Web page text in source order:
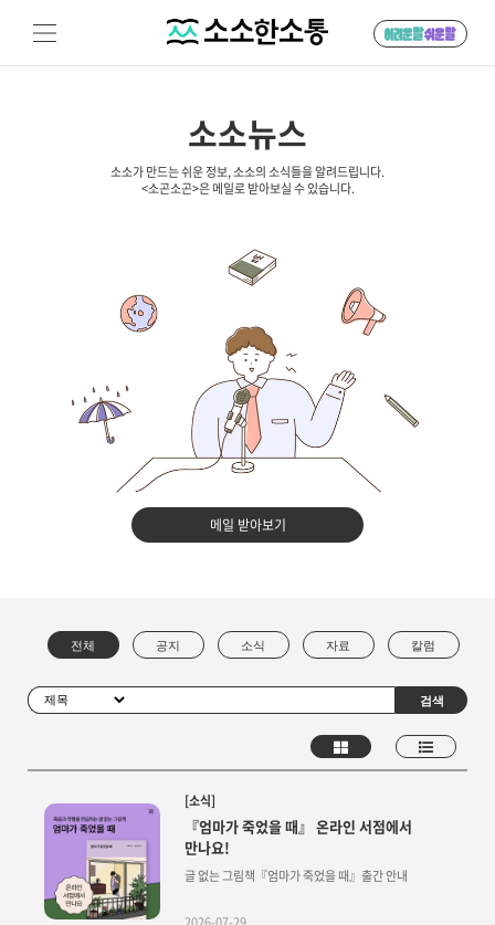
소소뉴스
소소가 만드는 쉬운 정보, 소소의 소식들을 알려드립니다.
<소곤소곤>은 메일로 받아보실 수 있습니다.
메일 받아보기
[소식]
『엄마가 죽었을 때』 온라인 서점에서
만나요!
글 없는 그림책『엄마가 죽었을 때』출간 안내